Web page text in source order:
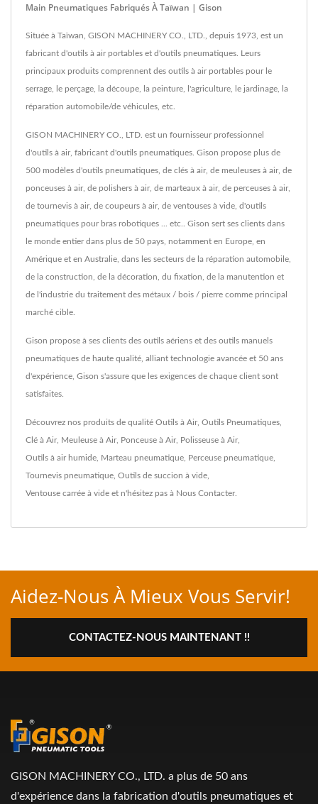
Main Pneumatiques Fabriqués À Taïwan | Gison
Située à Taïwan, GISON MACHINERY CO., LTD., depuis 1973, est un
fabricant d'outils à air portables et d'outils pneumatiques. Leurs
principaux produits comprennent des outils à air portables pour le
serrage, le perçage, la découpe, la peinture, l'agriculture, le jardinage, la
réparation automobile/de véhicules, etc.
GISON MACHINERY CO., LTD. est un fournisseur professionnel
d'outils à air, fabricant d'outils pneumatiques. Gison propose plus de
500 modèles d'outils pneumatiques, de clés à air, de meuleuses à air, de
ponceuses à air, de polishers à air, de marteaux à air, de perceuses à air,
de tournevis à air, de coupeurs à air, de ventouses à vide, d'outils
pneumatiques pour bras robotiques ... etc.. Gison sert ses clients dans
le monde entier dans plus de 50 pays, notamment en Europe, en
Amérique et en Australie, dans les secteurs de la réparation automobile,
de la construction, de la décoration, du fixation, de la manutention et
de l'industrie du traitement des métaux / bois / pierre comme principal
marché cible.
Gison propose à ses clients des outils aériens et des outils manuels
pneumatiques de haute qualité, alliant technologie avancée et 50 ans
d'expérience, Gison s'assure que les exigences de chaque client sont
satisfaites.
Découvrez nos produits de qualité Outils à Air, Outils Pneumatiques
Clé à Air, Meuleuse à Air, Ponceuse à Air, Polisseuse à Air,
Outils à air humide Marteau pneumatique Perceuse pneumatique
Tournevis pneumatique Outils de succion à vide
Ventouse carrée à vide et n'hésitez pas à Nous Contacter.
Aidez-Nous À Mieux Vous Servir!
CONTACTEZ-NOUS MAINTENANT !!
GISON MACHINERY CO., LTD. a plus de 50 ans
d'expérience dans la fabrication d'outils pneumatiques et